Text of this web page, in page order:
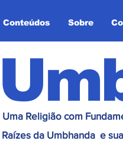
Conteúdos Sobre
Uma Religião com
Raízes da Umbhanda e